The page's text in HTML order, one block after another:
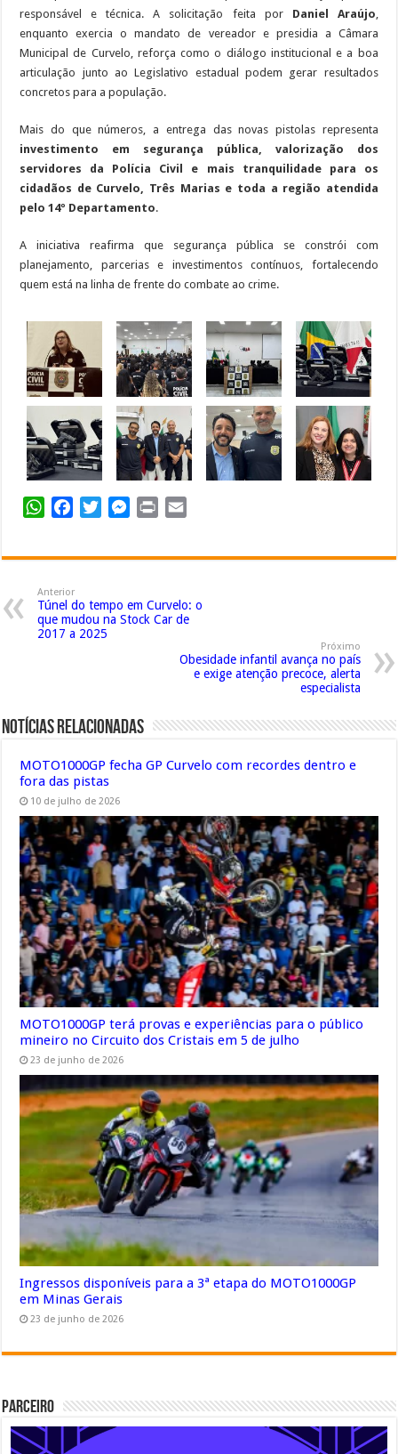
responsável e técnica. A solicitação feita por Daniel Araújo
enquanto exercia o mandato de vereador e presidia a Câmara
Municipal de Curvelo, reforça como o diálogo institucional e a boa
articulação junto ao Legislativo estadual podem gerar resultados
concretos para a população.
Mais do que números, a entrega das novas pistolas representa
investimento em segurança pública, valorização dos
servidores da Polícia Civil e mais tranquilidade para os
cidadãos de Curvelo, Três Marias e toda a região atendida
pelo 14º Departamento.
A iniciativa reafirma que segurança pública se constrói com
planejamento, parcerias e investimentos contínuos, fortalecendo
quem está na linha de frente do combate ao crime.
WhatsAppFacebookTwitterMessenger
Print
Anterior
Túnel do tempo em Curvelo: o
que mudou na Stock Car de
2017 a 2025
Próximo
Obesidade infantil avança no país
e exige atenção precoce, alerta
especialista
Notícias Relacionadas
MOTO1000GP fecha GP Curvelo com recordes dentro e
fora das pistas
10 de julho de 2026
MOTO1000GP terá provas e experiências para o público
mineiro no Circuito dos Cristais em 5 de julho
23 de junho de 2026
Ingressos disponíveis para a 3ª etapa do MOTO1000GP
em Minas Gerais
23 de junho de 2026
Parceiro